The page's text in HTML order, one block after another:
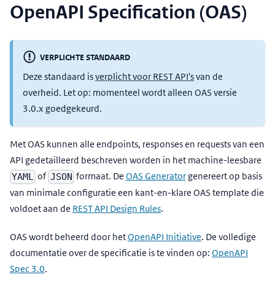
OpenAPI Specification (OAS)
VERPLICHTE STANDAARD
Deze standaard isverplicht voor REST API'svan de
overheid. Let op: momenteel wordt alleen OAS versie
3.0.x goedgekeurd.
Met OAS kunnen alle endpoints, responses en requests van een
API gedetailleerd beschreven worden in het machine-leesbare
YAML of JSON formaat. De OAS Generatorgenereert op basis
van minimale configuratie een kant-en-klare OAS template die
voldoet aan de REST API Design Rules.
OAS wordt beheerd door hetOpenAPI Initiative. De volledige
documentatie over de specificatie is te vinden op: OpenAPI
Spec 3.0.